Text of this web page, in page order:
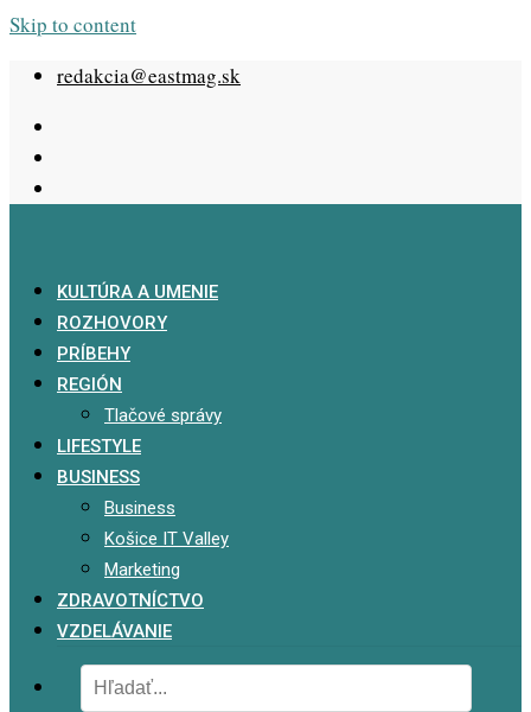
Skip to content
redakcia@eastmag.sk
KULTÚRA A UMENIE
ROZHOVORY
PRÍBEHY
REGIÓN
Tlačové správy
LIFESTYLE
BUSINESS
Business
Košice IT Valley
Marketing
ZDRAVOTNÍCTVO
VZDELÁVANIE